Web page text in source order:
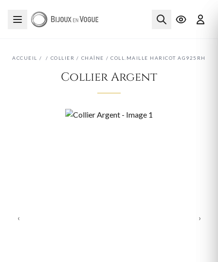
ACCUEIL / / COLLIER / CHAÎNE / COLL.MAILLE HARICOT AG925RH
Collier Argent
‹ ›